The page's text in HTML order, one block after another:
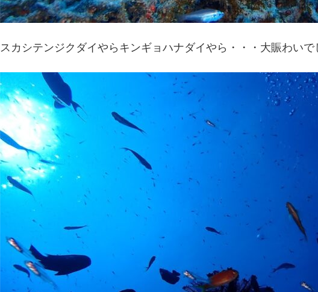
スカシテンジクダイやらキンギョハナダイやら・・・大賑わいで